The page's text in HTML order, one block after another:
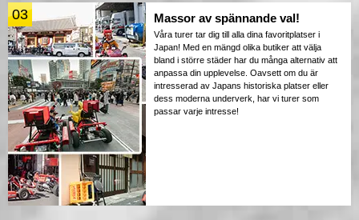
03 Massor av spännande val!
Våra turer tar dig till alla dina favoritplatser i
Japan! Med en mängd olika butiker att välja
bland i större städer har du många alternativ att
anpassa din upplevelse. Oavsett om du är
intresserad av Japans historiska platser eller
dess moderna underverk, har vi turer som
passar varje intresse!